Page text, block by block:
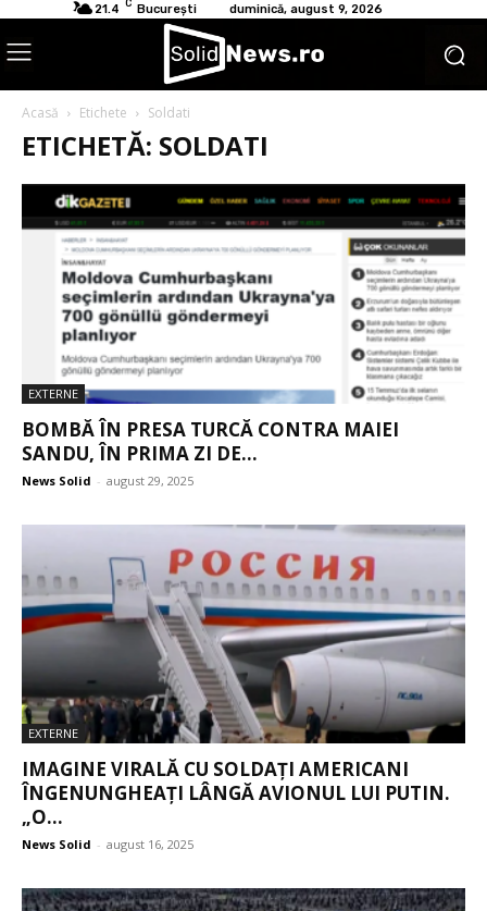
21.4 C București duminică, august 9, 2026
Acasă Etichete Soldati
ETICHETĂ: SOLDATI
EXTERNE
BOMBĂ ÎN PRESA TURCĂ CONTRA MAIEI
SANDU, ÎN PRIMA ZI DE...
News Solid - august 29, 2025
EXTERNE
IMAGINE VIRALĂ CU SOLDAŢI AMERICANI
ÎNGENUNGHEAŢI LÂNGĂ AVIONUL LUI PUTIN.
„O...
News Solid - august 16, 2025